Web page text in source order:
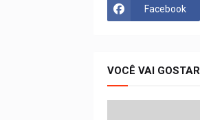
Facebook
VOCÊ VAI GOSTAR